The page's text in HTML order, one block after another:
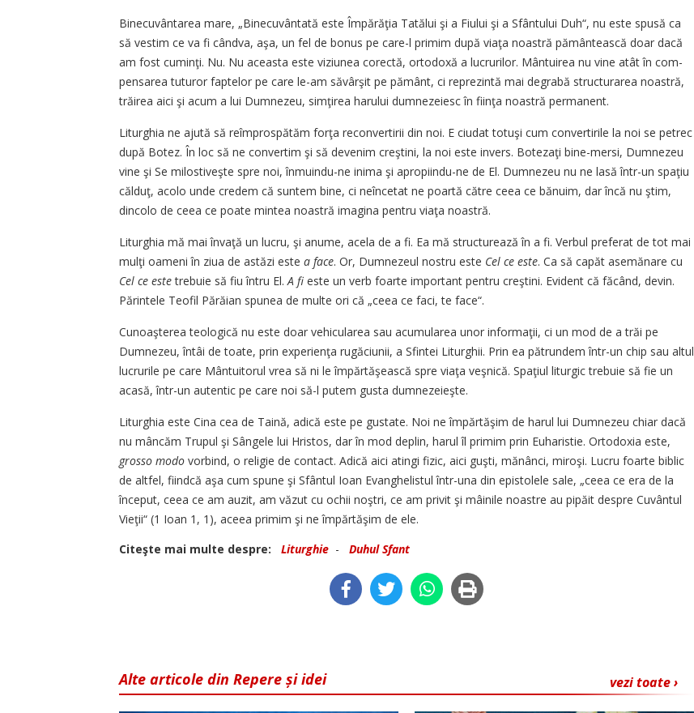
Binecuvântarea mare, „Bi­ne­cu­vân­tată este Împărăţia Ta­tălui şi a Fiului şi a Sfân­tu­lui Duh“, nu este spusă ca
să ves­tim ce va fi cândva, aşa, un fel de bonus pe care-l primim du­pă viaţa noastră pământeas­că doar dacă
am fost cuminţi. Nu. Nu aceasta este viziunea co­rectă, ortodoxă a lucrurilor. Mân­tuirea nu vine atât în com­
pen­sarea tuturor faptelor pe ca­re le-am săvârşit pe pământ, ci reprezintă mai degrabă struc­turarea noastră,
trăirea aici şi acum a lui Dumnezeu, sim­ţirea harului dumnezeiesc în fiinţa noastră permanent.
Liturghia ne ajută să reîm­pros­pătăm forţa reconvertirii din noi. E ciudat totuşi cum con­­vertirile la noi se petrec
du­pă Botez. În loc să ne convertim şi să devenim creştini, la noi este invers. Botezaţi bine-mer­si, Dumnezeu
vine şi Se mi­los­tiveşte spre noi, înmuindu-ne ini­ma şi apropiindu-ne de El. Dum­nezeu nu ne lasă într-un spa­ţiu
călduţ, acolo unde credem că suntem bine, ci neînce­tat ne poartă către ceea ce bă­nu­im, dar încă nu ştim,
dincolo de ceea ce poate mintea noas­tră imagina pentru viaţa noas­tră.
Liturghia mă mai învaţă un lu­cru, şi anume, acela de a fi. Ea mă structurează în a fi. Ver­bul preferat de tot mai
mulţi oameni în ziua de astăzi es­te a face. Or, Dumnezeul nostru este Cel ce este. Ca să capăt a­semănare cu
Cel ce estetrebuie să fiu întru El.A fi este un verb foarte important pentru creş­tini. Evident că făcând, de­v­in.
Părintele Teofil Părăian spu­nea de multe ori că „ceea ce faci, te face“.
Cunoaşterea teologică nu es­te doar vehicularea sau acumu­la­­rea unor informaţii, ci un mod de a trăi pe
Dumnezeu, în­tâi de toate, prin experienţa ru­gă­ciunii, a Sfintei Liturghii. Prin ea pătrundem într-un chip sau altul
lucrurile pe care Mân­tuitorul vrea să ni le îm­păr­tăşească spre viaţa veşnică. Spa­ţiul liturgic trebuie să fie un
acasă, într-un autentic pe care noi să-l putem gusta dumnezeieşte.
Liturghia este Cina cea de Tai­nă, adică este pe gustate. Noi ne împărtăşim de harul lui Dum­nezeu chiar dacă
nu mân­c­ăm Trupul şi Sângele lui Hris­tos, dar în mod deplin, harul îl pri­mim prin Euharistie. Or­to­do­xia este,
grosso modo vor­bind, o religie de contact. Adică a­ici atingi fizic, aici guşti, mă­nânci, miroşi. Lucru foarte bi­blic
de altfel, fiindcă aşa cum spu­ne şi Sfântul Ioan Evan­ghe­lis­tul într-una din epistolele sa­le, „ceea ce era de la
început, ce­ea ce am auzit, am văzut cu o­chii noştri, ce am privit şi mâi­ni­le noastre au pipăit despre Cu­vântul
Vieţii“ (1 Ioan 1, 1), aceea primim şi ne împărtăşim de ele.
Citeşte mai multe despre:
Liturghie - Duhul Sfant
vezi toate ›
Alte articole din Repere și idei